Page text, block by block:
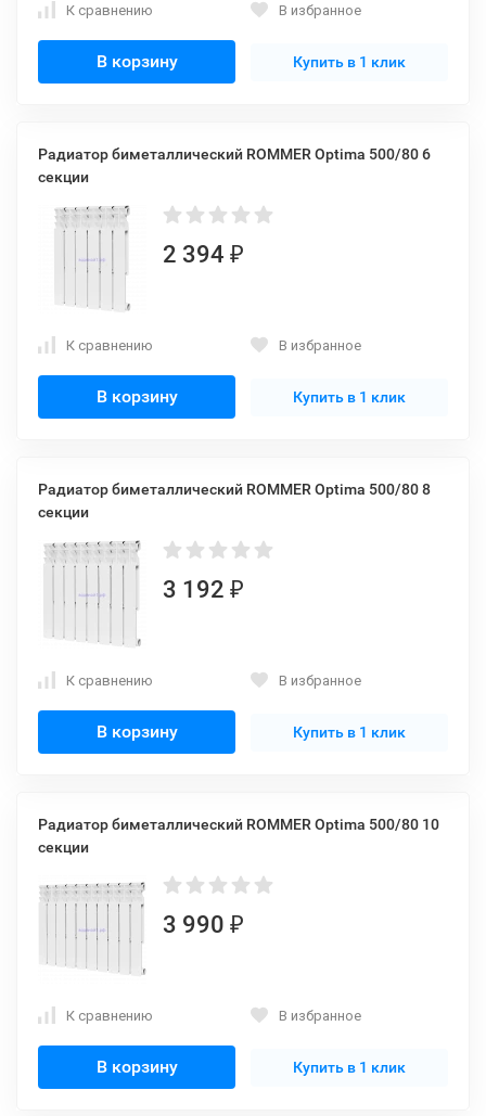
К сравнению В избранное
В корзину Купить в 1 клик
Радиатор биметаллический ROMMER Optima 500/80 6
секции
2 394 ₽
К сравнению В избранное
В корзину Купить в 1 клик
Радиатор биметаллический ROMMER Optima 500/80 8
секции
3 192 ₽
К сравнению В избранное
В корзину Купить в 1 клик
Радиатор биметаллический ROMMER Optima 500/80 10
секции
3 990 ₽
К сравнению В избранное
В корзину Купить в 1 клик